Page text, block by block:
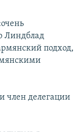
Линдблад
подход,
член делегации